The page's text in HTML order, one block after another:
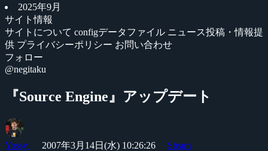
2025年9月
サイト情報
サイトについて configデータファイル ニュース投稿・情報提
供 プライバシーポリシー お問い合わせ
フォロー
@negitaku
『Source Engine』アップデート
Yossy 2007年3月14日(水) 10:26:26 Steam